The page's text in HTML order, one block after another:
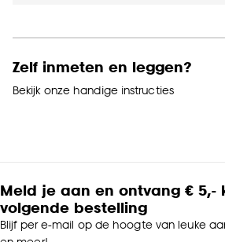
Zelf inmeten en leggen?
Bekijk onze handige instructies
Meld je aan en ontvang € 5,-
volgende bestelling
Blijf per e-mail op de hoogte van leuke